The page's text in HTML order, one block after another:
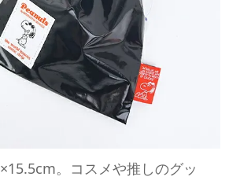
。コスメや推しのグッ